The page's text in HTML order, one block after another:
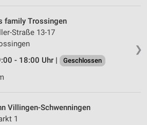
❯
family Trossingen
Straße 13-17
- 18:00 Uhr |
Geschlossen
Villingen-Schwenningen
1